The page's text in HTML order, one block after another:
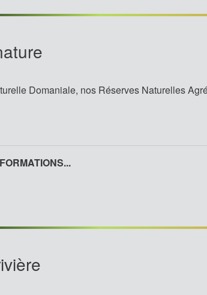
Domaniale, nos Réserves Naturelles